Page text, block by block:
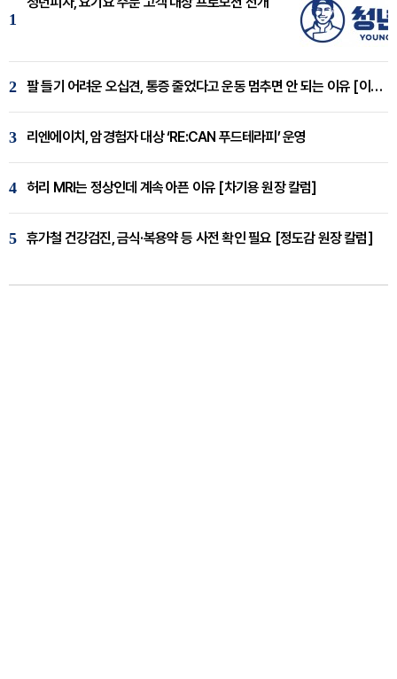
1
2 팔 들기 어려운 오십견, 통증 줄었다고 운동 멈추면 안 되는 이유 [이병욱 원장 칼럼]
3 리엔에이치, 암경험자 대상 ‘RE:CAN 푸드테라피’ 운영
4 허리 MRI는 정상인데 계속 아픈 이유 [차기용 원장 칼럼]
5 휴가철 건강검진, 금식·복용약 등 사전 확인 필요 [정도감 원장 칼럼]